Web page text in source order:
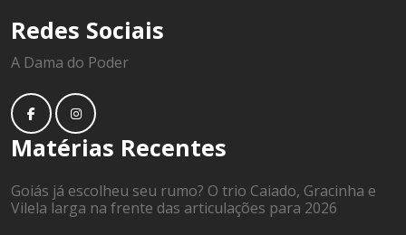
Redes Sociais
A Dama do Poder
Matérias Recentes
Goiás já escolheu seu rumo? O trio Caiado, Gracinha e
Vilela larga na frente das articulações para 2026